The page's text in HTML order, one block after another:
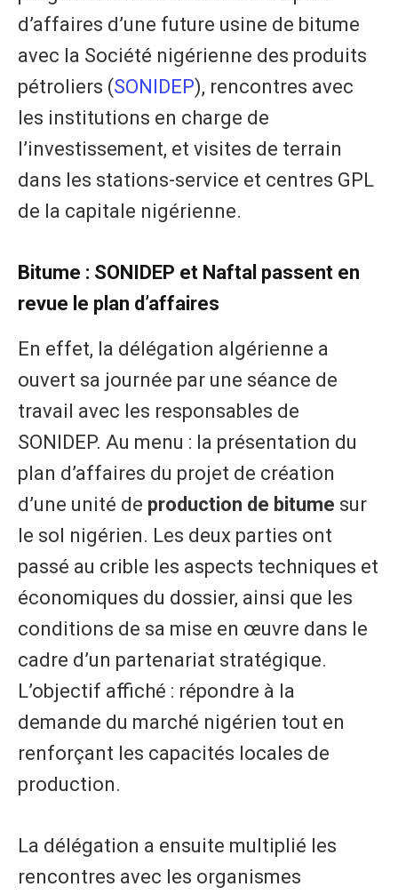
d’affaires d’une future usine de bitume
avec la Société nigérienne des produits
pétroliers (SONIDEP), rencontres avec
les institutions en charge de
l’investissement, et visites de terrain
dans les stations-service et centres GPL
de la capitale nigérienne.
Bitume : SONIDEP et Naftal passent en
revue le plan d’affaires
En effet, la délégation algérienne a
ouvert sa journée par une séance de
travail avec les responsables de
SONIDEP. Au menu : la présentation du
plan d’affaires du projet de création
d’une unité de production de bitume sur
le sol nigérien. Les deux parties ont
passé au crible les aspects techniques et
économiques du dossier, ainsi que les
conditions de sa mise en œuvre dans le
cadre d’un partenariat stratégique.
L’objectif affiché : répondre à la
demande du marché nigérien tout en
renforçant les capacités locales de
production.
La délégation a ensuite multiplié les
rencontres avec les organismes